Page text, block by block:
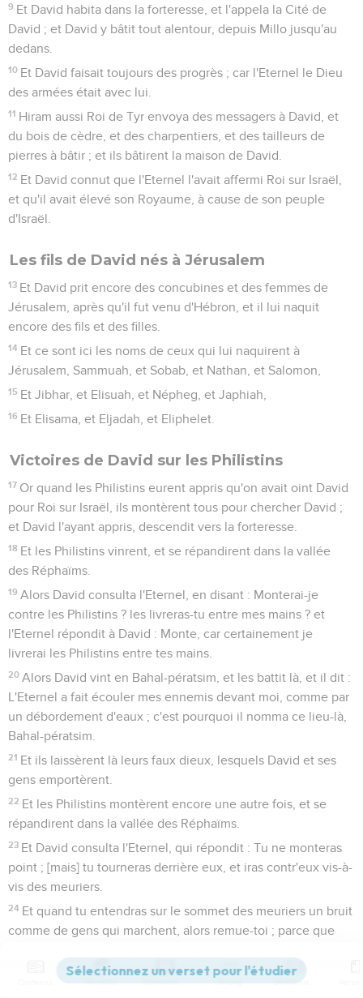
9 Et David habita dans la forteresse, et l'appela la Cité de
David ; et David y bâtit tout alentour, depuis Millo jusqu'au
dedans.
10 Et David faisait toujours des progrès ; car l'Eternel le Dieu
des armées était avec lui.
11 Hiram aussi Roi de Tyr envoya des messagers à David, et
du bois de cèdre, et des charpentiers, et des tailleurs de
pierres à bâtir ; et ils bâtirent la maison de David.
12 Et David connut que l'Eternel l'avait affermi Roi sur Israël,
et qu'il avait élevé son Royaume, à cause de son peuple
d'Israël.
Les fils de David nés à Jérusalem
13 Et David prit encore des concubines et des femmes de
Jérusalem, après qu'il fut venu d'Hébron, et il lui naquit
encore des fils et des filles.
14 Et ce sont ici les noms de ceux qui lui naquirent à
Jérusalem, Sammuah, et Sobab, et Nathan, et Salomon,
15 Et Jibhar, et Elisuah, et Népheg, et Japhiah,
16 Et Elisama, et Eljadah, et Eliphelet.
Victoires de David sur les Philistins
17 Or quand les Philistins eurent appris qu'on avait oint David
pour Roi sur Israël, ils montèrent tous pour chercher David ;
et David l'ayant appris, descendit vers la forteresse.
18 Et les Philistins vinrent, et se répandirent dans la vallée
des Réphaïms.
19 Alors David consulta l'Eternel, en disant : Monterai-je
contre les Philistins ? les livreras-tu entre mes mains ? et
l'Eternel répondit à David : Monte, car certainement je
livrerai les Philistins entre tes mains.
20 Alors David vint en Bahal-pératsim, et les battit là, et il dit :
L'Eternel a fait écouler mes ennemis devant moi, comme par
un débordement d'eaux ; c'est pourquoi il nomma ce lieu-là,
Bahal-pératsim.
21 Et ils laissèrent là leurs faux dieux, lesquels David et ses
gens emportèrent.
22 Et les Philistins montèrent encore une autre fois, et se
répandirent dans la vallée des Réphaïms.
23 Et David consulta l'Eternel, qui répondit : Tu ne monteras
point ; [mais] tu tourneras derrière eux, et iras contr'eux vis-à-
vis des meuriers.
24 Et quand tu entendras sur le sommet des meuriers un bruit
comme de gens qui marchent, alors remue-toi ; parce que
Philistins.
Versions Commentaires Strong